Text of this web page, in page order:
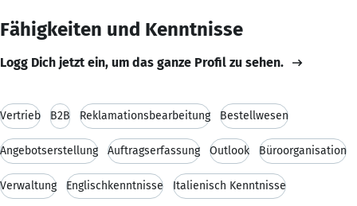
Fähigkeiten und Kenntnisse
Logg Dich jetzt ein, um das ganze Profil zu sehen.
Vertrieb B2B Reklamationsbearbeitung Bestellwesen
Angebotserstellung Auftragserfassung Outlook Büroorganisation
Verwaltung Englischkenntnisse Italienisch Kenntnisse